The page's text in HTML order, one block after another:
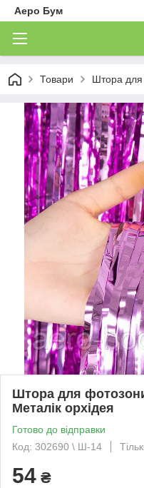
Аеро Бум
Товари Штора для
Штора для
Металік орхідея
Готово до відправки
Код: 302690 \ Ш-14
54 ₴